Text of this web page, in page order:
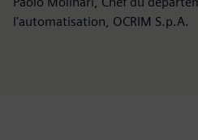
l'automatisation, OCRIM S.p.A.